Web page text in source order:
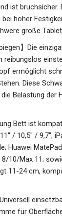
ist bruchsicher.
hoher
große
】Die
ermöglicht
Diese
Belastung
Bett ist
/ 10,5" / 9,7";
10/Max 11;
11-24 cm,
für